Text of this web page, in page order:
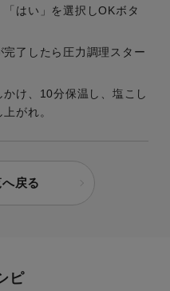
はい」を選択しOKボタ
了したら圧力調理スター
け、10分保温し、塩こし
がれ。
戻る
ピ